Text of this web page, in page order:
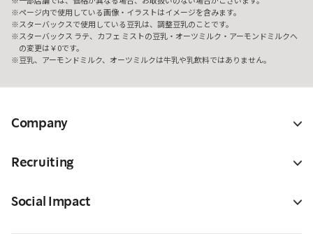
ページ内で使用している画像・イラストはイメージを含みます。
スターバックスで使用している豆乳は、調整豆乳のことです。
スターバックス ラテ、カフェ ミストの豆乳・オーツミルク・アーモンドミルクへ
の変更は￥0です。
豆乳、アーモンドミルク、オーツミルクは牛乳や乳飲料ではありません。
Company
Recruiting
Social Impact